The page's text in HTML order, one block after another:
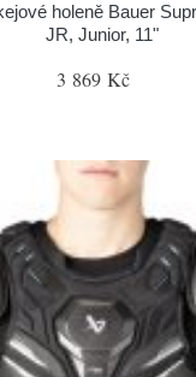
holeně Bauer
JR, Junior, 11"
3 869 Kč